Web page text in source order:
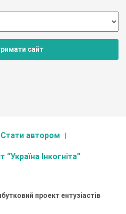
сайт
Стати автором
“Україна Інкогніта”
проект ентузіастів